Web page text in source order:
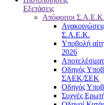
Εξετάσεις
Απόφοιτοι
Σ.Α.Ε.Κ.
Υποβολή
2026
Οδηγός
ΣΑΕΚ/ΣΕΚ
Οδηγός
Συχνές